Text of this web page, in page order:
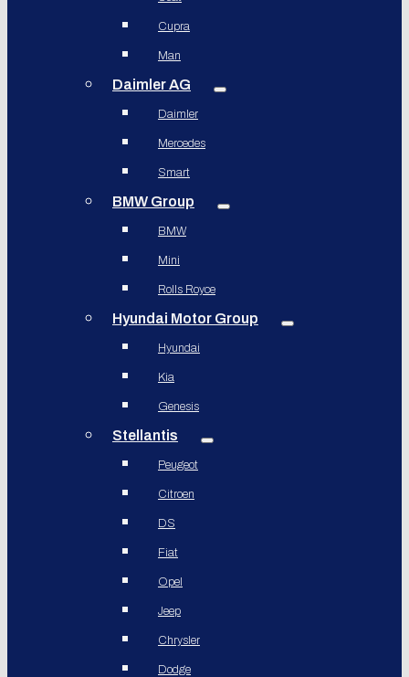
Cupra
Man
Daimler AG
Daimler
Mercedes
Smart
BMW Group
BMW
Mini
Rolls Royce
Hyundai Motor Group
Hyundai
Kia
Genesis
Stellantis
Peugeot
Citroen
DS
Fiat
Opel
Jeep
Chrysler
Dodge